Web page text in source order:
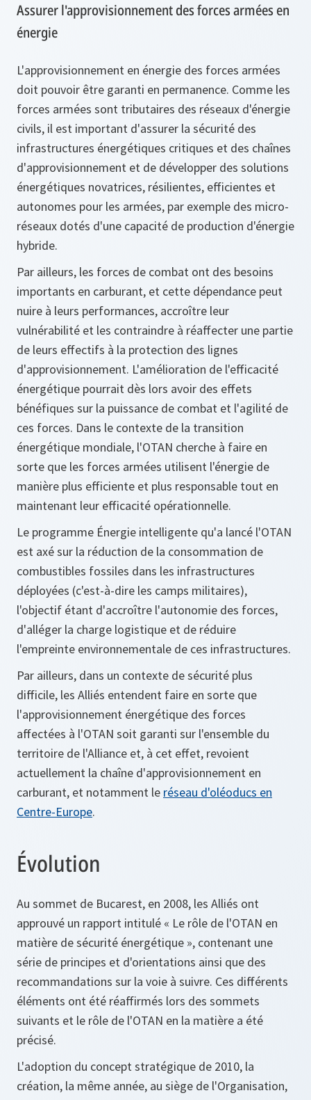
Assurer l'approvisionnement des forces armées en
énergie
L'approvisionnement en énergie des forces armées
doit pouvoir être garanti en permanence. Comme les
forces armées sont tributaires des réseaux d'énergie
civils, il est important d'assurer la sécurité des
infrastructures énergétiques critiques et des chaînes
d'approvisionnement et de développer des solutions
énergétiques novatrices, résilientes, efficientes et
autonomes pour les armées, par exemple des micro-
réseaux dotés d'une capacité de production d'énergie
hybride.
Par ailleurs, les forces de combat ont des besoins
importants en carburant, et cette dépendance peut
nuire à leurs performances, accroître leur
vulnérabilité et les contraindre à réaffecter une partie
de leurs effectifs à la protection des lignes
d'approvisionnement. L'amélioration de l'efficacité
énergétique pourrait dès lors avoir des effets
bénéfiques sur la puissance de combat et l'agilité de
ces forces. Dans le contexte de la transition
énergétique mondiale, l'OTAN cherche à faire en
sorte que les forces armées utilisent l'énergie de
manière plus efficiente et plus responsable tout en
maintenant leur efficacité opérationnelle.
Le programme Énergie intelligente qu'a lancé l'OTAN
est axé sur la réduction de la consommation de
combustibles fossiles dans les infrastructures
déployées (c'est-à-dire les camps militaires),
l'objectif étant d'accroître l'autonomie des forces,
d'alléger la charge logistique et de réduire
l'empreinte environnementale de ces infrastructures.
Par ailleurs, dans un contexte de sécurité plus
difficile, les Alliés entendent faire en sorte que
l'approvisionnement énergétique des forces
affectées à l'OTAN soit garanti sur l'ensemble du
territoire de l'Alliance et, à cet effet, revoient
actuellement la chaîne d'approvisionnement en
carburant, et notamment le réseau d'oléoducs en
Centre-Europe.
Évolution
Au sommet de Bucarest, en 2008, les Alliés ont
approuvé un rapport intitulé « Le rôle de l'OTAN en
matière de sécurité énergétique », contenant une
série de principes et d'orientations ainsi que des
recommandations sur la voie à suivre. Ces différents
éléments ont été réaffirmés lors des sommets
suivants et le rôle de l'OTAN en la matière a été
précisé.
L'adoption du concept stratégique de 2010, la
création, la même année, au siège de l'Organisation,